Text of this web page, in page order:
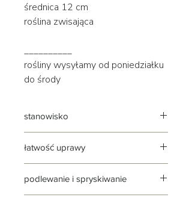
średnica 12 cm
roślina zwisająca
__________
rośliny wysyłamy od poniedziałku
do środy
stanowisko
łatwość uprawy
nie znosi nadmiaru wody w
codziennej pielęgnacji
podlewanie i spryskiwanie